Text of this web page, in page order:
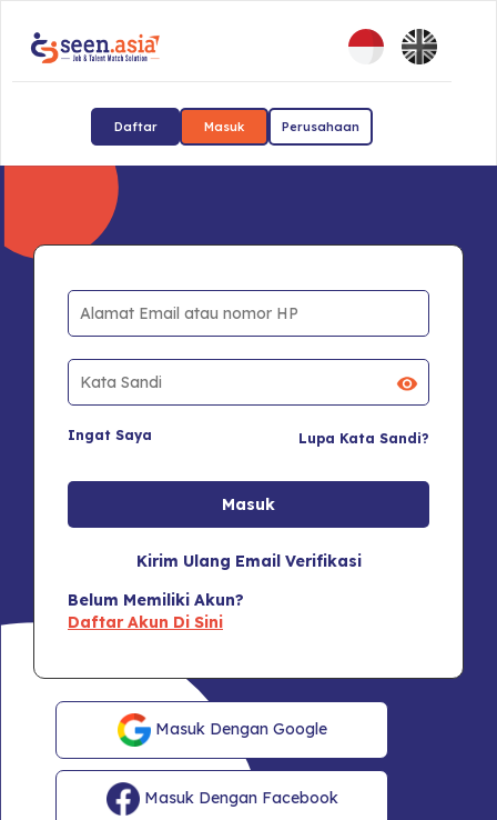
Daftar Masuk Perusahaan
Ingat Saya Lupa Kata Sandi?
Kirim Ulang Email Verifikasi
Belum Memiliki Akun?
Daftar Akun Di Sini
Masuk Dengan Google
Masuk Dengan Facebook